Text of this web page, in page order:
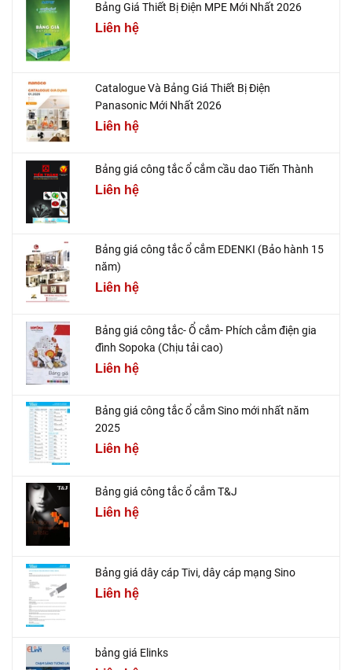
Bảng Giá Thiết Bị Điện MPE Mới Nhất 2026
Liên hệ
Catalogue Và Bảng Giá Thiết Bị Điện
Panasonic Mới Nhất 2026
Liên hệ
Bảng giá công tắc ổ cắm cầu dao Tiến Thành
Liên hệ
Bảng giá công tắc ổ cắm EDENKI (Bảo hành 15
năm)
Liên hệ
Bảng giá công tắc- Ổ cắm- Phích cắm điện gia
đình Sopoka (Chịu tải cao)
Liên hệ
Bảng giá công tắc ổ cắm Sino mới nhất năm
2025
Liên hệ
Bảng giá công tắc ổ cắm T&J
Liên hệ
Bảng giá dây cáp Tivi, dây cáp mạng Sino
Liên hệ
bảng giá Elinks